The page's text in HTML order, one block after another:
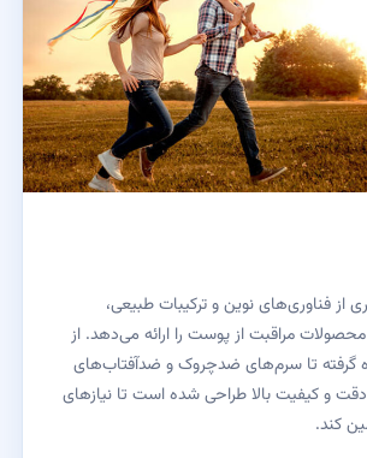
از فناوری‌های نوین و ترکیبات طبیعی،
مراقبت از پوست را ارائه می‌دهد. از
گرفته تا سرم‌های ضدچروک و ضدآفتاب‌های
و کیفیت بالا طراحی شده است تا نیازهای
کند.